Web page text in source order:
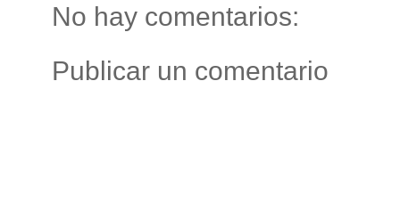
No hay comentarios:
Publicar un comentario